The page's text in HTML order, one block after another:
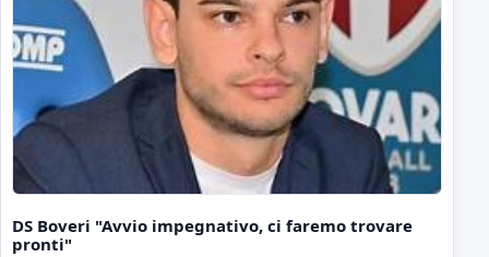
DS Boveri "Avvio impegnativo, ci faremo trovare
pronti"